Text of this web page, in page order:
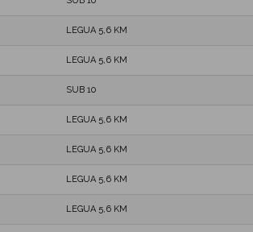
LEGUA 5,6 KM
LEGUA 5,6 KM
SUB 10
LEGUA 5,6 KM
LEGUA 5,6 KM
LEGUA 5,6 KM
LEGUA 5,6 KM